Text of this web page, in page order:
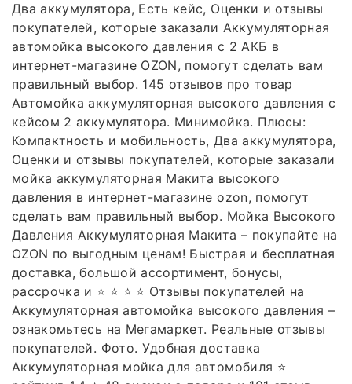
Два аккумулятора, Есть кейс, Оценки и отзывы
покупателей, которые заказали Аккумуляторная
автомойка высокого давления с 2 АКБ в
интернет-магазине OZON, помогут сделать вам
правильный выбор. 145 отзывов про товар
Автомойка аккумуляторная высокого давления с
кейсом 2 аккумулятора. Минимойка. Плюсы:
Компактность и мобильность, Два аккумулятора,
Оценки и отзывы покупателей, которые заказали
мойка аккумуляторная Макита высокого
давления в интернет-магазине ozon, помогут
сделать вам правильный выбор. Мойка Высокого
Давления Аккумуляторная Макита – покупайте на
OZON по выгодным ценам! Быстрая и бесплатная
доставка, большой ассортимент, бонусы,
рассрочка и ⭐ ⭐ ⭐ ⭐ Отзывы покупателей на
Аккумуляторная автомойка высокого давления –
ознакомьтесь на Мегамаркет. Реальные отзывы
покупателей. Фото. Удобная доставка
Аккумуляторная мойка для автомобиля ⭐️